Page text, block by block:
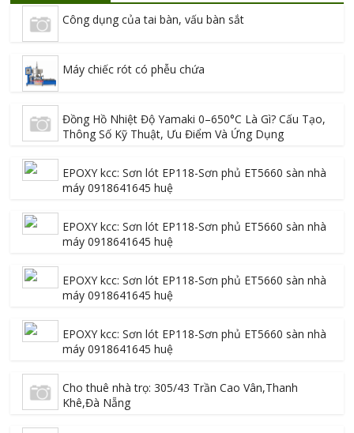
Công dụng của tai bàn, vấu bàn sắt
Máy chiếc rót có phễu chứa
Đồng Hồ Nhiệt Độ Yamaki 0–650°C Là Gì? Cấu Tạo,
Thông Số Kỹ Thuật, Ưu Điểm Và Ứng Dụng
EPOXY kcc: Sơn lót EP118-Sơn phủ ET5660 sàn nhà
máy 0918641645 huệ
EPOXY kcc: Sơn lót EP118-Sơn phủ ET5660 sàn nhà
máy 0918641645 huệ
EPOXY kcc: Sơn lót EP118-Sơn phủ ET5660 sàn nhà
máy 0918641645 huệ
EPOXY kcc: Sơn lót EP118-Sơn phủ ET5660 sàn nhà
máy 0918641645 huệ
Cho thuê nhà trọ: 305/43 Trần Cao Vân,Thanh
Khê,Đà Nẵng